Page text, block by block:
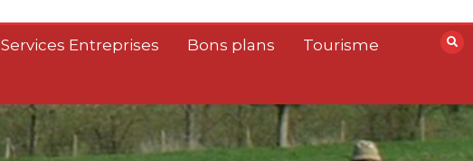
Services Entreprises Bons plans Tourisme